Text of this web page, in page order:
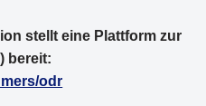
stellt eine Plattform zur
bereit:
odr